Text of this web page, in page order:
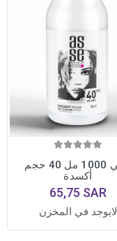
آسي 1000 مل 40 حجم
أكسدة
65,75 SAR
لايوجد في المخزن